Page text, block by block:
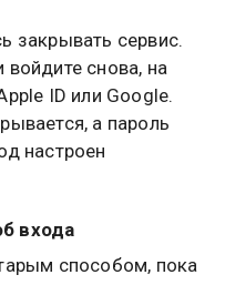
закрывать сервис.
снова, на
ID или Google.
а пароль
настроен
входа
способом, пока